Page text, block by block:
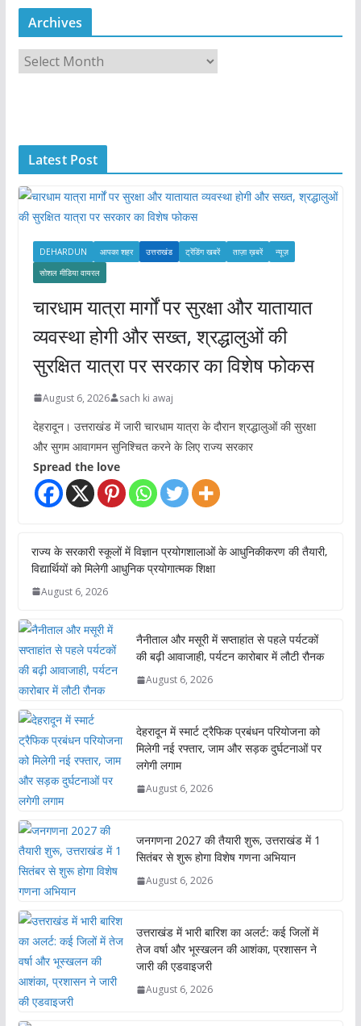
Archives
r
e
s
Latest Post
DEHARDUN आपका शहर उत्तराखंड ट्रेंडिंग खबरें ताज़ा ख़बरें
न्यूज़
सोशल मीडिया वायरल
चारधाम यात्रा मार्गों पर सुरक्षा और यातायात
व्यवस्था होगी और सख्त, श्रद्धालुओं की
सुरक्षित यात्रा पर सरकार का विशेष फोकस
August 6, 2026 sach ki awaj
देहरादून। उत्तराखंड में जारी चारधाम यात्रा के दौरान श्रद्धालुओं की सुरक्षा
और सुगम आवागमन सुनिश्चित करने के लिए राज्य सरकार
Spread the love
राज्य के सरकारी स्कूलों में विज्ञान प्रयोगशालाओं के आधुनिकीकरण की तैयारी,
विद्यार्थियों को मिलेगी आधुनिक प्रयोगात्मक शिक्षा
August 6, 2026
नैनीताल और मसूरी में सप्ताहांत से पहले पर्यटकों
की बढ़ी आवाजाही, पर्यटन कारोबार में लौटी रौनक
August 6, 2026
देहरादून में स्मार्ट ट्रैफिक प्रबंधन परियोजना को
मिलेगी नई रफ्तार, जाम और सड़क दुर्घटनाओं पर
लगेगी लगाम
August 6, 2026
जनगणना 2027 की तैयारी शुरू, उत्तराखंड में 1
सितंबर से शुरू होगा विशेष गणना अभियान
August 6, 2026
उत्तराखंड में भारी बारिश का अलर्ट: कई जिलों में
तेज वर्षा और भूस्खलन की आशंका, प्रशासन ने
जारी की एडवाइजरी
August 6, 2026